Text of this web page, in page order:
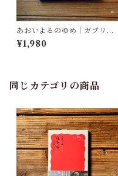
あおいよるのゆめ｜ガブリエ
ーレ・クリーマ, さとう ななこ
¥1,980
同じカテゴリの商品